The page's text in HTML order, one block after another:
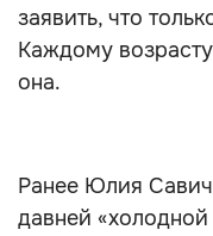
заявить, что
Каждому
она.
Ранее Юлия
давней